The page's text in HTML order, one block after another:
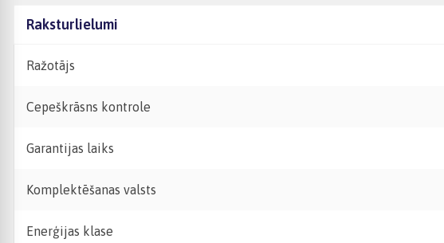
Raksturlielumi
Ražotājs
Cepeškrāsns kontrole
Garantijas laiks
Komplektēšanas valsts
Enerģijas klase